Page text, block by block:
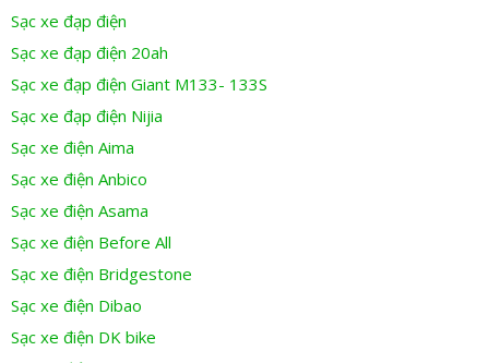
Sạc xe đạp điện
Sạc xe đạp điện 20ah
Sạc xe đạp điện Giant M133- 133S
Sạc xe đạp điện Nijia
Sạc xe điện Aima
Sạc xe điện Anbico
Sạc xe điện Asama
Sạc xe điện Before All
Sạc xe điện Bridgestone
Sạc xe điện Dibao
Sạc xe điện DK bike